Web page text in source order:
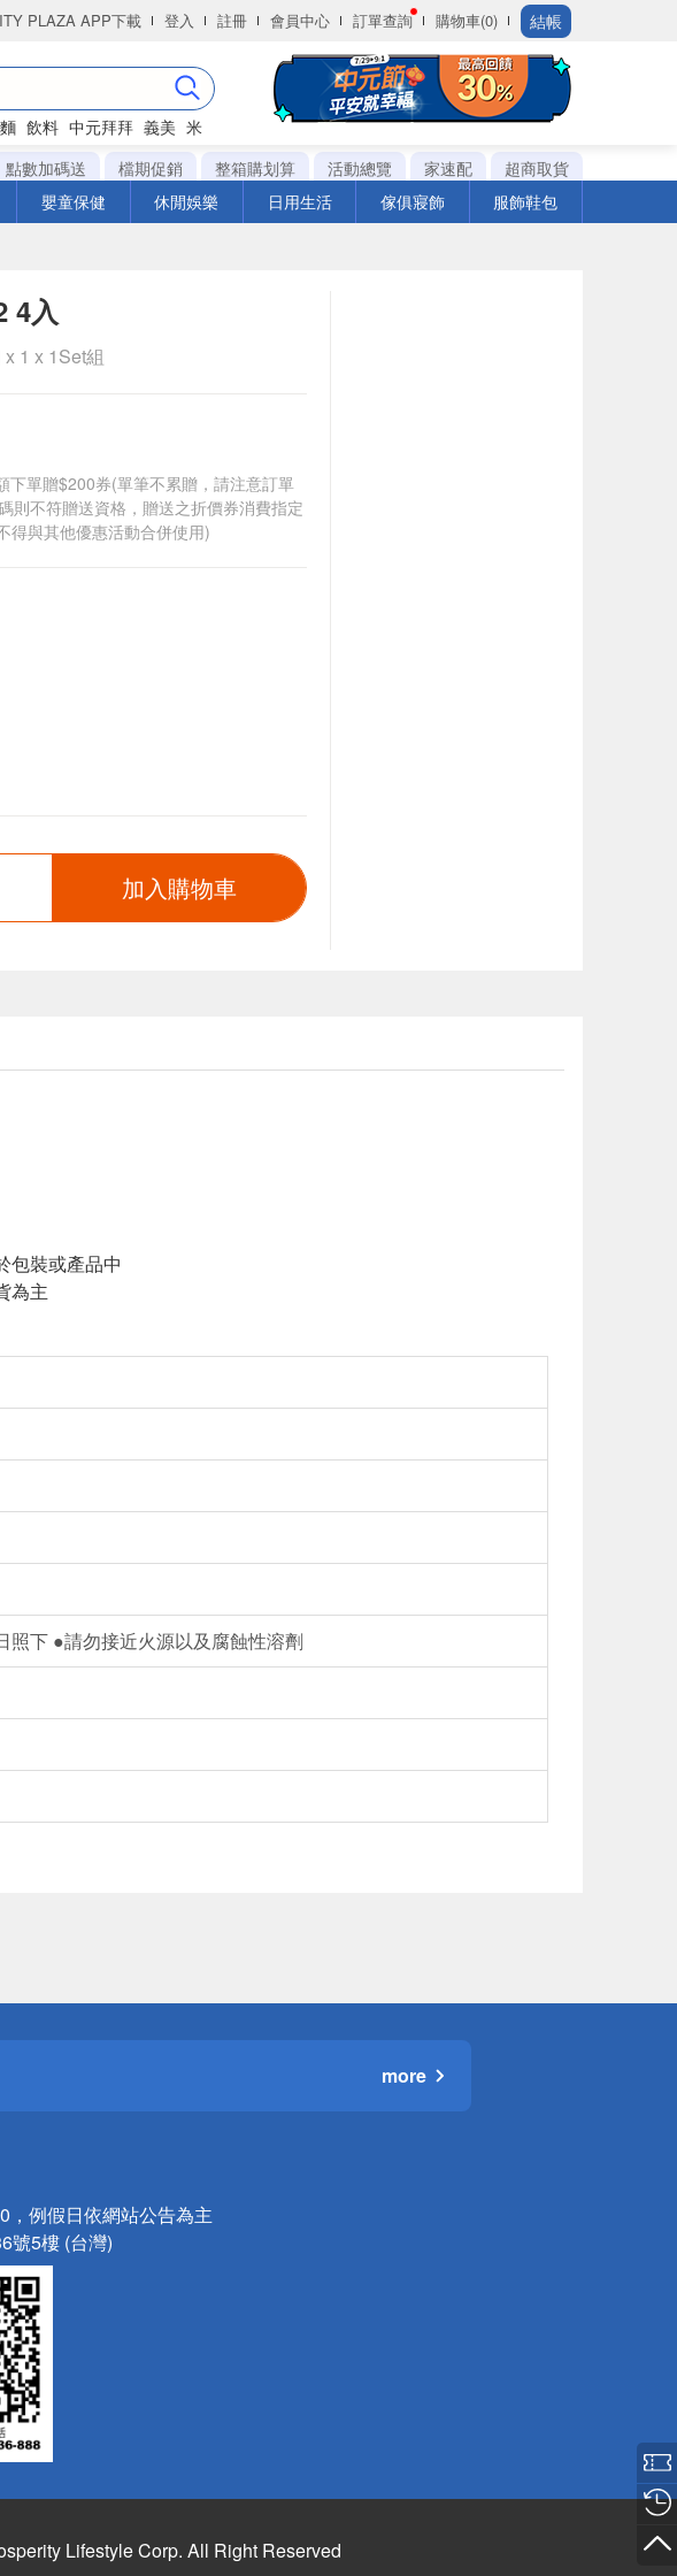
PLAZA APP下載 登入 註冊 會員中心 訂單查詢 購物車(0) 結帳
飲料 中元拜拜 義美 米
點數加碼送 檔期促銷 整箱購划算 活動總覽 家速配
超商取貨
嬰童保健 休閒娛樂 日用生活 傢俱寢飾 服飾鞋包
4入
1 x 1Set組
下單贈$200券(單筆不累贈，請注意訂單
則不符贈送資格，贈送之折價券消費指定
得與其他優惠活動合併使用)
加入購物車
包裝或產品中
為主
照下 ●請勿接近火源以及腐蝕性溶劑
more
，例假日依網站公告為主
號5樓 (台灣)
Lifestyle Corp. All Right Reserved